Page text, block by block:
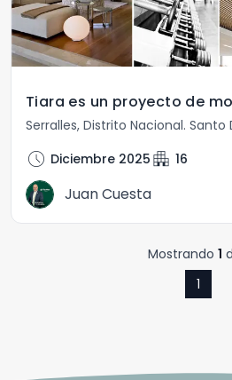
Serralles, Distrito Nacional. Santo
schedule Diciembre 2025 apartment 16
Juan Cuesta
Mostrando 1
1